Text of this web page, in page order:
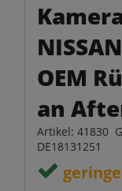
OEM
an
Artikel: 41830
DE18131251